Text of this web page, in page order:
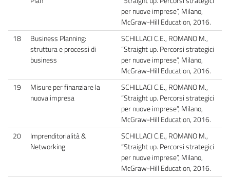
per nuove imprese”, Milano,
McGraw-Hill Education, 2016.
18
Business Planning:
struttura e processi di
business
SCHILLACI C.E., ROMANO M.,
“Straight up. Percorsi strategici
per nuove imprese”, Milano,
McGraw-Hill Education, 2016.
19
Misure per finanziare la
nuova impresa
SCHILLACI C.E., ROMANO M.,
“Straight up. Percorsi strategici
per nuove imprese”, Milano,
McGraw-Hill Education, 2016.
20
Imprenditorialità &
Networking
SCHILLACI C.E., ROMANO M.,
“Straight up. Percorsi strategici
per nuove imprese”, Milano,
McGraw-Hill Education, 2016.